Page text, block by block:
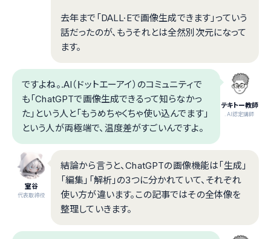
去年まで「DALL·Eで画像生成できます」っていう
話だったのが、もうそれとは全然別次元になって
ます。
テキトー教師
.AI認定講師
ですよね。.AI（ドットエーアイ）のコミュニティで
も「ChatGPTで画像生成できるって知らなかっ
た」という人と「もうめちゃくちゃ使い込んでます」
という人が両極端で、温度差がすごいんですよ。
室谷
代表取締役
結論から言うと、ChatGPTの画像機能は「生成」
「編集」「解析」の3つに分かれていて、それぞれ
使い方が違います。この記事ではその全体像を
整理していきます。